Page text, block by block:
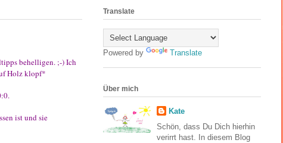
behelligen. ;-) Ich
Holz klopf*
ist und sie
Translate
Powered by Translate
Über mich
Kate
Schön, dass Du Dich hierhin
verirrt hast. In diesem Blog